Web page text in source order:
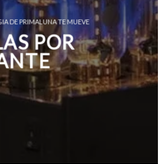
DE PRIMALUNA TE MUEVE
POR